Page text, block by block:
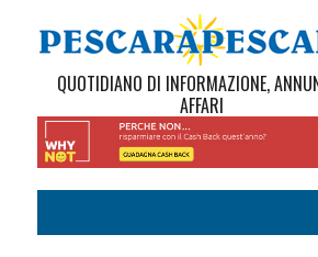
QUOTIDIANO DI INFORMAZIONE,
AFFARI